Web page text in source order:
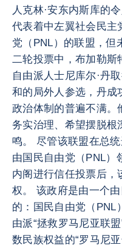
人克林·安东内斯库的
代表着中左翼社会民主
党（PNL）的联盟，但
二轮投票中，布加勒斯
自由派人士尼库尔·丹
和的局外人参选，丹成
政治体制的普遍不满。
务实治理、希望摆脱根
鸣。 尽管该联盟在总
由国民自由党（PNL）
内阁进行信任投票后，
权。 该政府是由一个
的：国民自由党（PNL
由派“拯救罗马尼亚联
数民族权益的“罗马尼